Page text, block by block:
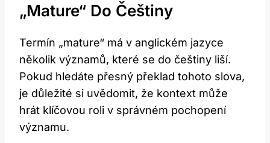
„Mature“ Do Češtiny
Termín „mature“ má v anglickém jazyce
několik významů, které se do češtiny liší.
Pokud hledáte přesný překlad tohoto slova,
je důležité si uvědomit, že kontext může
hrát klíčovou roli v správném pochopení
významu.